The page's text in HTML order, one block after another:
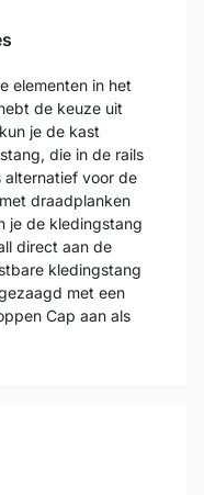
elementen in het
de keuze uit
je de kast
die in de rails
alternatief voor de
draadplanken
je de kledingstang
direct aan de
kledingstang
met een
Cap aan als